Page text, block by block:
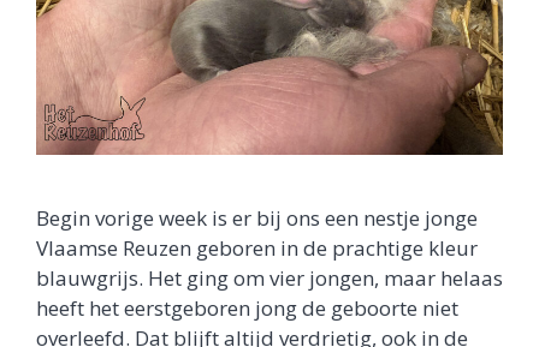
Begin vorige week is er bij ons een nestje jonge
Vlaamse Reuzen geboren in de prachtige kleur
blauwgrijs. Het ging om vier jongen, maar helaas
heeft het eerstgeboren jong de geboorte niet
overleefd. Dat blijft altijd verdrietig, ook in de